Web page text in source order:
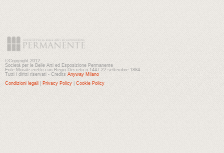
©Copyright 2012
Società per le Belle Arti ed Esposizione Permanente
Ente Morale eretto con Regio Decreto n.1447-22 settembre 1884
Tutti i diritti riservati - Credits Anyway Milano
Condizioni legali
Privacy Policy Cookie Policy